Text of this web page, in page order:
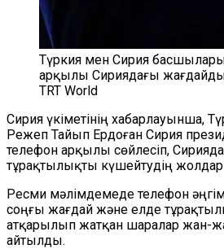
Түркия мен Сирия
арқылы Сириядағы
TRT World
Сирия үкіметінің хабарлауынша,
Режеп Тайып Ердоған Сирия
телефон арқылы сөйлесіп,
тұрақтылықты күшейтудің
Ресми мәлімдемеде телефон
соңғы жағдай және елде
атқарылып жатқан шаралар жан-
айтылды.